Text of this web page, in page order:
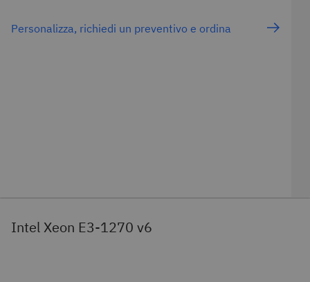
Personalizza, richiedi un preventivo e ordina
Intel Xeon E3-1270 v6